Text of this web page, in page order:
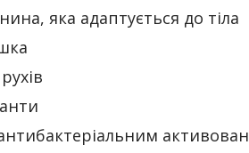
яка адаптується до тіла